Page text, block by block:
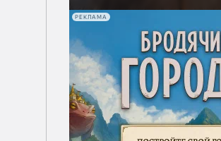
РЕКЛАМА